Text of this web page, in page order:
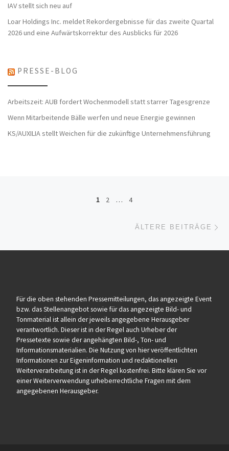
IAV stellt sich neu auf
Loar Holdings Inc. meldet Rekordergebnisse für das zweite Quartal
2026 und eine Aufwärtskorrektur des Ausblicks für 2026
PRESSE-BLOG
Arbeitszeit: AUB fordert Wochenmodell statt starrer Tagesgrenze
Wenn Mitarbeitende Bälle werfen und neue Energie gewinnen
KS/AUXILIA stellt Weichen für die zukünftige Unternehmensführung
Beitragsnavigation
1 2 … 4
ÄLTERE BEITRÄGE
Für die oben stehenden Pressemitteilungen, das angezeigte Event
bzw. das Stellenangebot sowie für das angezeigte Bild- und
Tonmaterial ist allein der jeweils angegebene Herausgeber
verantwortlich. Dieser ist in der Regel auch Urheber der
Pressetexte sowie der angehängten Bild-, Ton- und
Informationsmaterialien. Die Nutzung von hier veröffentlichten
Informationen zur Eigeninformation und redaktionellen
Weiterverarbeitung ist in der Regel kostenfrei. Bitte klären Sie vor
einer Weiterverwendung urheberrechtliche Fragen mit dem
angegebenen Herausgeber.